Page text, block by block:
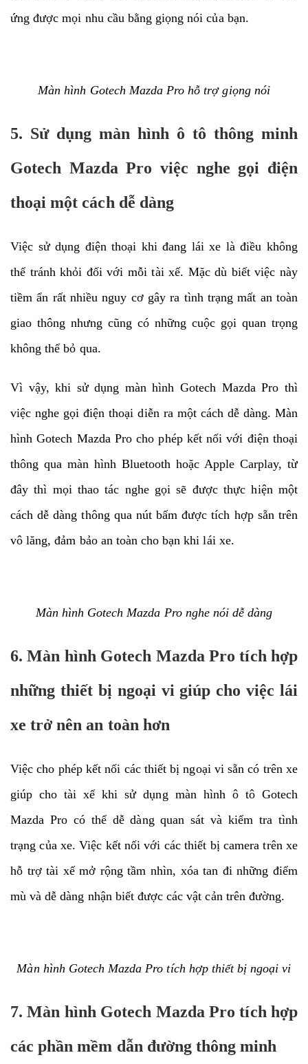
ứng được mọi nhu cầu bằng giọng nói của bạn.
Màn hình Gotech Mazda Pro hỗ trợ giọng nói
5. Sử dụng màn hình ô tô thông minh
Gotech Mazda Pro việc nghe gọi điện
thoại một cách dễ dàng
Việc sử dụng điện thoại khi đang lái xe là điều không
thể tránh khỏi đối với mỗi tài xế. Mặc dù biết việc này
tiềm ẩn rất nhiều nguy cơ gây ra tình trạng mất an toàn
giao thông nhưng cũng có những cuộc gọi quan trọng
không thể bỏ qua.
Vì vậy, khi sử dụng màn hình Gotech Mazda Pro thì
việc nghe gọi điện thoại diễn ra một cách dễ dàng. Màn
hình Gotech Mazda Pro cho phép kết nối với điện thoại
thông qua màn hình Bluetooth hoặc Apple Carplay, từ
đây thì mọi thao tác nghe gọi sẽ được thực hiện một
cách dễ dàng thông qua nút bấm được tích hợp sẵn trên
vô lăng, đảm bảo an toàn cho bạn khi lái xe.
Màn hình Gotech Mazda Pro nghe nói dễ dàng
6. Màn hình Gotech Mazda Pro tích hợp
những thiết bị ngoại vi giúp cho việc lái
xe trở nên an toàn hơn
Việc cho phép kết nối các thiết bị ngoại vi sẵn có trên xe
giúp cho tài xế khi sử dụng màn hình ô tô Gotech
Mazda Pro có thể dễ dàng quan sát và kiểm tra tình
trạng của xe. Việc kết nối với các thiết bị camera trên xe
hỗ trợ tài xế mở rộng tầm nhìn, xóa tan đi những điểm
mù và dễ dàng nhận biết được các vật cản trên đường.
Màn hình Gotech Mazda Pro tích hợp thiết bị ngoại vi
7. Màn hình Gotech Mazda Pro tích hợp
các phần mềm dẫn đường thông minh